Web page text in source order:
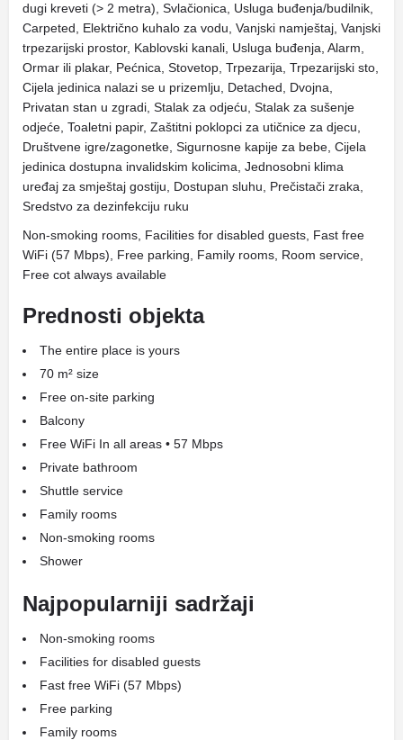
dugi kreveti (> 2 metra), Svlačionica, Usluga buđenja/budilnik,
Carpeted, Električno kuhalo za vodu, Vanjski namještaj, Vanjski
trpezarijski prostor, Kablovski kanali, Usluga buđenja, Alarm,
Ormar ili plakar, Pećnica, Stovetop, Trpezarija, Trpezarijski sto,
Cijela jedinica nalazi se u prizemlju, Detached, Dvojna,
Privatan stan u zgradi, Stalak za odjeću, Stalak za sušenje
odjeće, Toaletni papir, Zaštitni poklopci za utičnice za djecu,
Društvene igre/zagonetke, Sigurnosne kapije za bebe, Cijela
jedinica dostupna invalidskim kolicima, Jednosobni klima
uređaj za smještaj gostiju, Dostupan sluhu, Prečistači zraka,
Sredstvo za dezinfekciju ruku
Non-smoking rooms, Facilities for disabled guests, Fast free
WiFi (57 Mbps), Free parking, Family rooms, Room service,
Free cot always available
Prednosti objekta
The entire place is yours
70 m² size
Free on-site parking
Balcony
Free WiFi In all areas • 57 Mbps
Private bathroom
Shuttle service
Family rooms
Non-smoking rooms
Shower
Najpopularniji sadržaji
Non-smoking rooms
Facilities for disabled guests
Fast free WiFi (57 Mbps)
Free parking
Family rooms